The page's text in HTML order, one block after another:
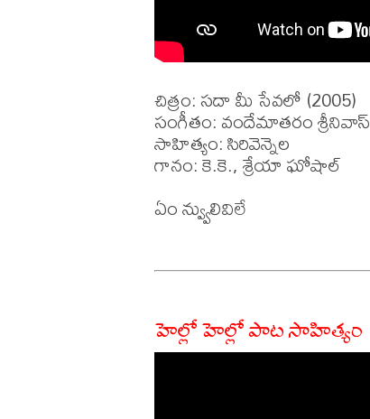
చిత్రం: సదా మీ సేవలో (2005)
సంగీతం: వందేమాతరం శ్రీనివాస్
సాహిత్యం: సిరివెన్నెల
గానం: కె.కె., శ్రేయా ఘోషాల్
ఏం న్వ్వులివిలే
హెల్లో హెల్లో పాట సాహిత్యం